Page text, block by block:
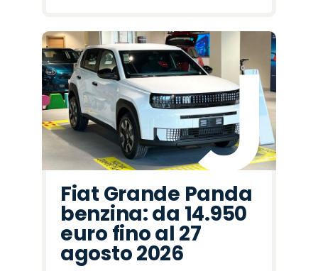
Fiat Grande Panda
benzina: da 14.950
euro fino al 27
agosto 2026